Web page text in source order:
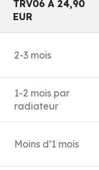
TRV06 A 24,90
EUR
2-3 mois
1-2 mois par
radiateur
Moins d’1 mois